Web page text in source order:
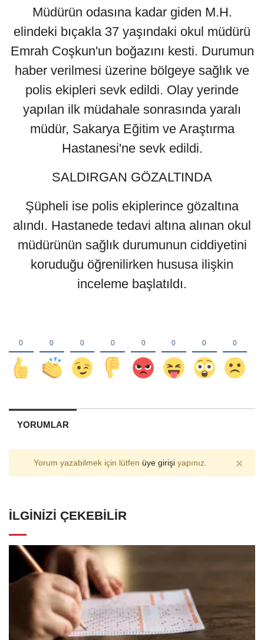
Müdürün odasına kadar giden M.H.
elindeki bıçakla 37 yaşındaki okul müdürü
Emrah Coşkun'un boğazını kesti. Durumun
haber verilmesi üzerine bölgeye sağlık ve
polis ekipleri sevk edildi. Olay yerinde
yapılan ilk müdahale sonrasında yaralı
müdür, Sakarya Eğitim ve Araştırma
Hastanesi'ne sevk edildi.
SALDIRGAN GÖZALTINDA
Şüpheli ise polis ekiplerince gözaltına
alındı. Hastanede tedavi altına alınan okul
müdürünün sağlık durumunun ciddiyetini
koruduğu öğrenilirken hususa ilişkin
inceleme başlatıldı.
YORUMLAR
Yorum yazabilmek için lütfen üye girişiyapınız. ×
İLGINIZI ÇEKEBILIR